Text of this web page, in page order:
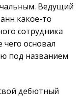
Ведущий
какое-то
сотрудника
чего основал
под названием
дебютный